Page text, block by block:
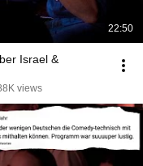
22:50
Israel &
views